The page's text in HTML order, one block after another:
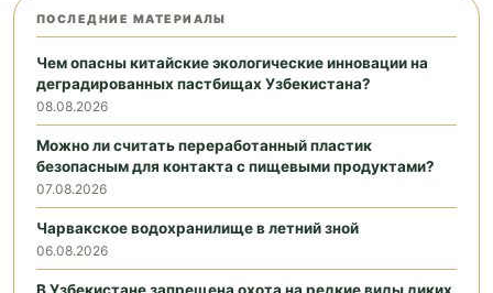
ПОСЛЕДНИЕ МАТЕРИАЛЫ
Чем опасны китайские экологические инновации на
деградированных пастбищах Узбекистана?
08.08.2026
Можно ли считать переработанный пластик
безопасным для контакта с пищевыми продуктами?
07.08.2026
Чарвакское водохранилище в летний зной
06.08.2026